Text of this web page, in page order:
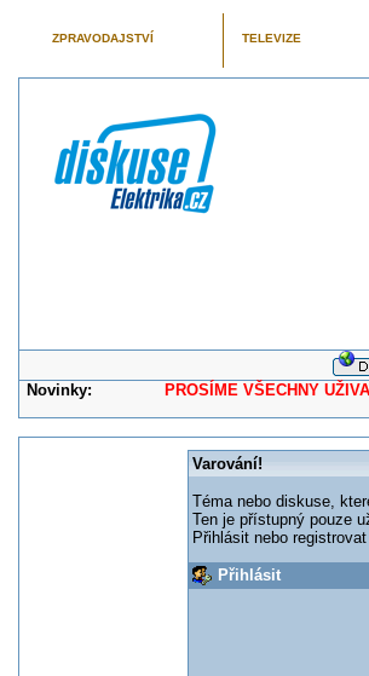
ZPRAVODAJSTVÍ TELEVIZE
Novinky: PROSÍME VŠECHNY
Varování!
Téma nebo diskuse,
Ten je přístupný pouze
Přihlásit nebo
Přihlásit